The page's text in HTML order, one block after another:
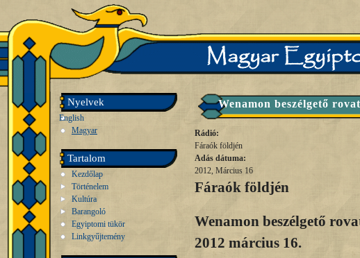
Nyelvek
English
Magyar
Tartalom
Kezdőlap
Történelem
Kultúra
Barangoló
Egyiptomi tükör
Linkgyűjtemény
Wenamon beszélgető
Rádió:
Fáraók földjén
Adás dátuma:
2012, Március 16
Fáraók földjén
Wenamon beszélgető
2012 március 16.